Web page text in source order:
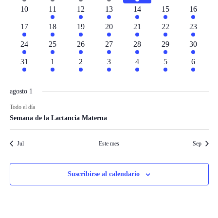
evento
evento
evento
evento
evento
010
1
evento
11
1
evento
12
1
evento
13
1
evento
14
1
evento
15
1
evento
16
1
evento
17
1
evento
18
1
evento
19
1
evento
20
1
evento
21
1
evento
22
1
evento
23
1
evento
24
1
evento
25
2
eventos
26
1
evento
27
1
evento
28
1
evento
29
1
evento
30
1
evento
31
1
evento
1
1
evento
2
1
evento
3
1
evento
4
1
evento
5
1
evento
6
agosto 1
Todo el día
Semana de la Lactancia Materna
Jul Este mes Sep
Suscribirse al calendario